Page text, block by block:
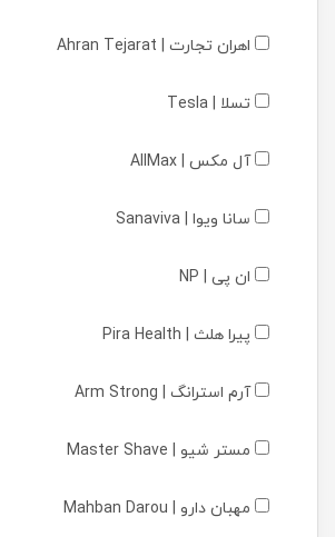
اهران تجارت | Ahran Tejarat
تسلا | Tesla
آل مکس | AllMax
سانا ویوا | Sanaviva
ان پی | NP
پیرا هلث | Pira Health
آرم استرانگ | Arm Strong
مستر شیو | Master Shave
مهبان دارو | Mahban Darou